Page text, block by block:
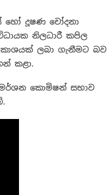
හෝ දූෂණ චෝදනා
නිලධාරී කපිල
ලබා ගැනීමට බව
කළා.
කොමිෂන් සභාව